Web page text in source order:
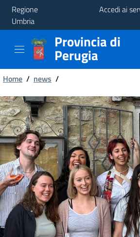
Regione
Umbria
Accedi ai
Provincia
Aree
Tematiche
Servizi
Provincia di
Perugia
Briciole
di
pane
Home / news /